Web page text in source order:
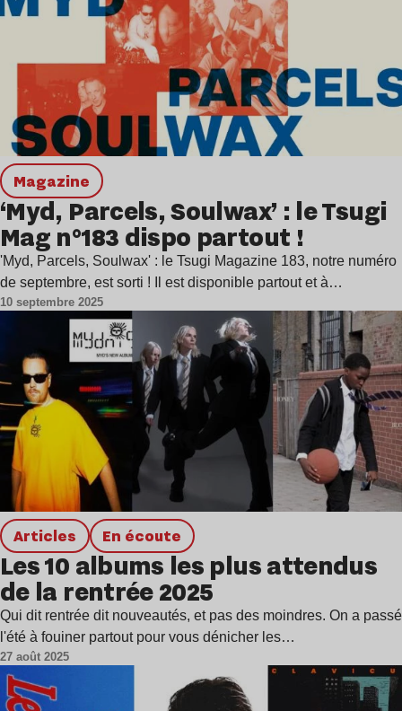
magazine
‘Myd, Parcels, Soulwax’ : le Tsugi
Mag n°183 dispo partout !
'Myd, Parcels, Soulwax' : le Tsugi Magazine 183, notre numéro
de septembre, est sorti ! Il est disponible partout et à…
10 septembre 2025
Articles en écoute
Les 10 albums les plus attendus
de la rentrée 2025
Qui dit rentrée dit nouveautés, et pas des moindres. On a passé
l'été à fouiner partout pour vous dénicher les…
27 août 2025